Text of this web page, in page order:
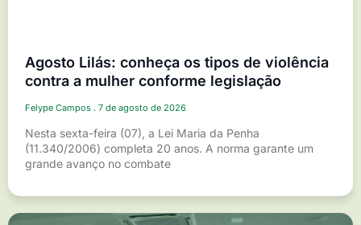
Agosto Lilás: conheça os tipos de violência
contra a mulher conforme legislação
Felype Campos 7 de agosto de 2026
Nesta sexta-feira (07), a Lei Maria da Penha
(11.340/2006) completa 20 anos. A norma garante um
grande avanço no combate